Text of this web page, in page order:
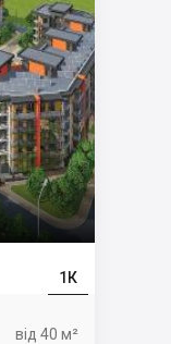
1К
від 40 м²